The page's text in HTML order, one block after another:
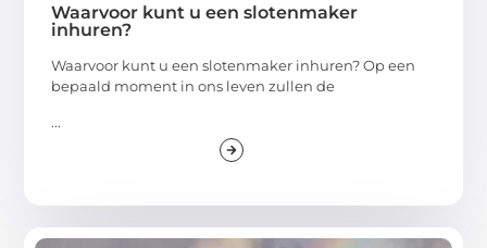
Waarvoor kunt u een slotenmaker
inhuren?
Waarvoor kunt u een slotenmaker inhuren? Op een
bepaald moment in ons leven zullen de
...